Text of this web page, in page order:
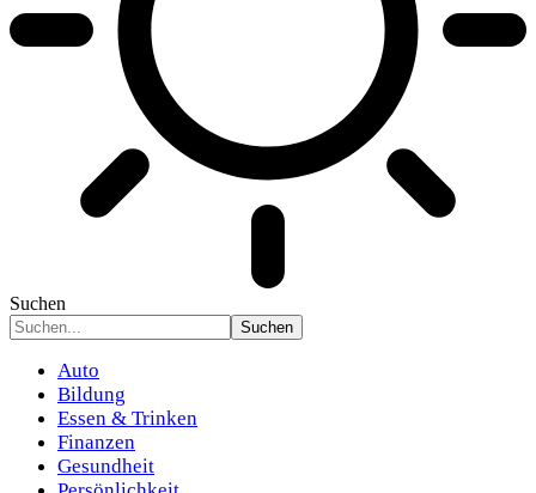
Suchen
Auto
Bildung
Essen & Trinken
Finanzen
Gesundheit